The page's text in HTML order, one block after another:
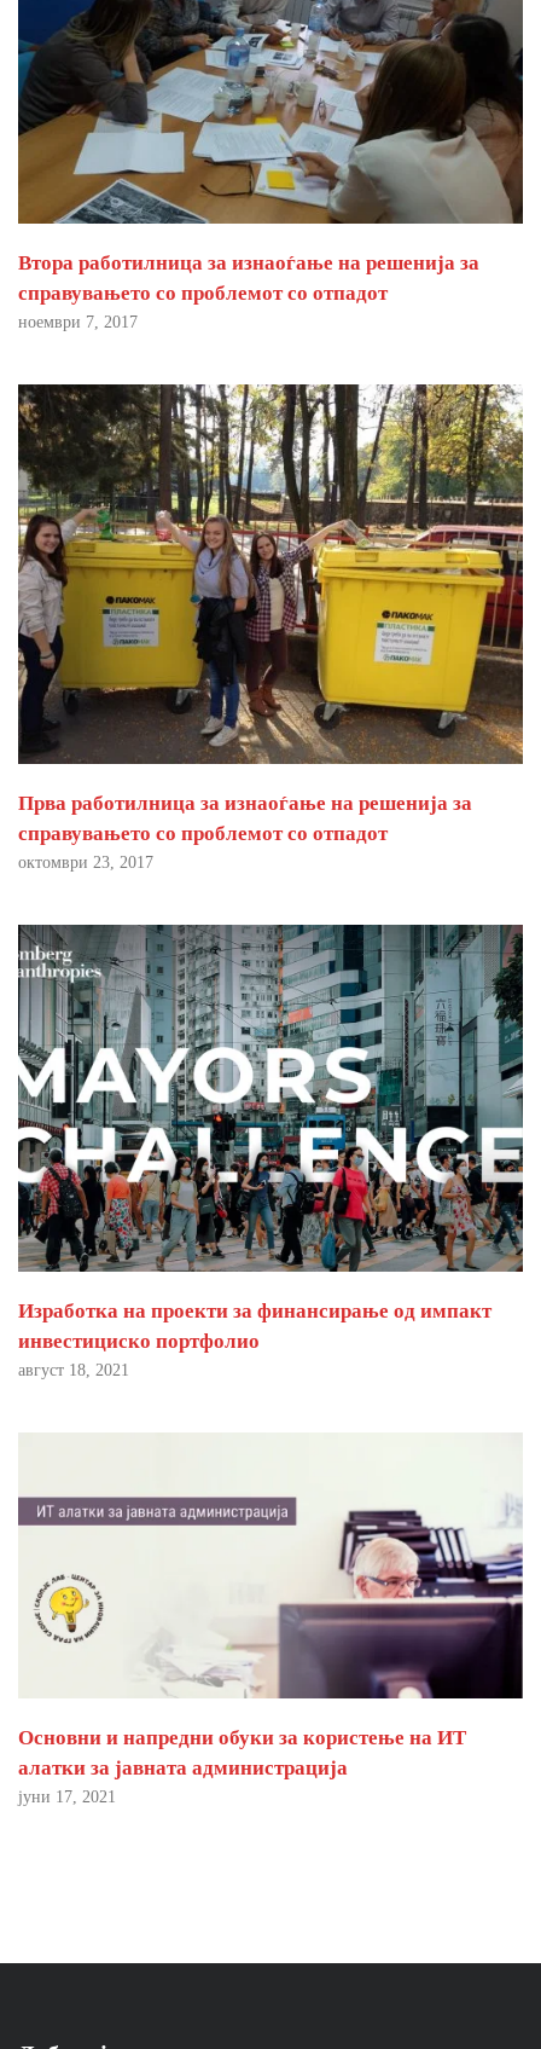
Втора работилница за изнаоѓање на решенија за
справувањето со проблемот со отпадот
ноември 7, 2017
Прва работилница за изнаоѓање на решенија за
справувањето со проблемот со отпадот
октомври 23, 2017
Изработка на проекти за финансирање од импакт
инвестициско портфолио
август 18, 2021
Основни и напредни обуки за користење на ИТ
алатки за јавната администрација
јуни 17, 2021